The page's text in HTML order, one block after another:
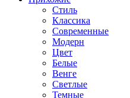
Стиль
Классика
Современные
Модерн
Цвет
Белые
Венге
Светлые
Темные